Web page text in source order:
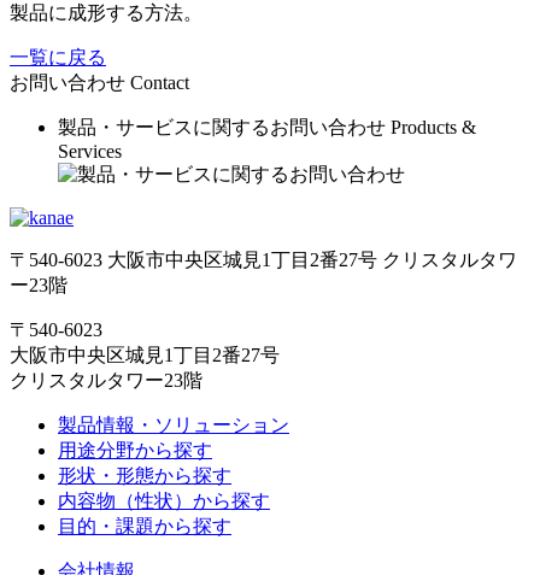
製品に成形する方法。
一覧に戻る
お問い合わせ Contact
製品・サービスに関するお問い合わせ Products &
Services
〒540-6023 大阪市中央区城見1丁目2番27号 クリスタルタワ
ー23階
〒540-6023
大阪市中央区城見1丁目2番27号
クリスタルタワー23階
製品情報・ソリューション
用途分野から探す
形状・形態から探す
内容物（性状）から探す
目的・課題から探す
会社情報